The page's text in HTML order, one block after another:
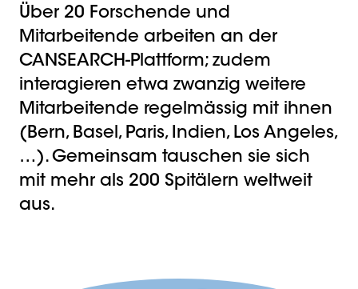
Über 20 Forschende und
Mitarbeitende arbeiten an der
CANSEARCH-Plattform; zudem
interagieren etwa zwanzig weitere
Mitarbeitende regelmässig mit ihnen
(Bern, Basel, Paris, Indien, Los Angeles,
…). Gemeinsam tauschen sie sich
mit mehr als 200 Spitälern weltweit
aus.